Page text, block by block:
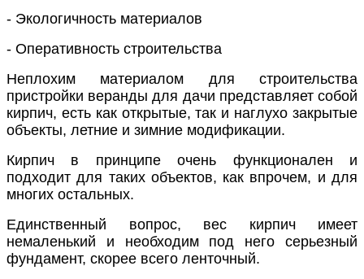
- Экологичность материалов
- Оперативность строительства
Неплохим материалом для строительства
пристройки верандыдля дачи представляет собой
кирпич, есть как открытые, так и наглухо закрытые
объекты, летние и зимние модификации.
Кирпич в принципе очень функционален и
подходит для таких объектов, как впрочем, и для
многих остальных.
Единственный вопрос, вес кирпич имеет
немаленький и необходим под него серьезный
фундамент, скорее всего ленточный.